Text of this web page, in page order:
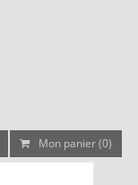
Mon panier (0)